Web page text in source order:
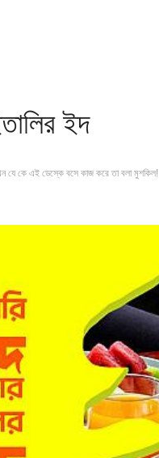
ইদ
যে কে এই ডেস্কে বসে কাজ করে তা বলা মুশকিল!